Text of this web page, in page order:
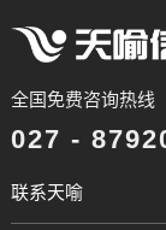
全国免费咨询热线
027 -
联系天喻